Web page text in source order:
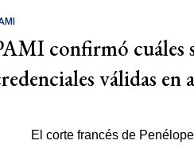
confirmó cuáles
válidas en